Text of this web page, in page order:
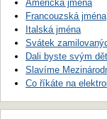
Americká jména
Francouzská jména
Italská jména
Svátek
Dali byste svým
Slavíme
Co říkáte na